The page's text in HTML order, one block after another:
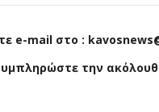
e-mail στο :
την